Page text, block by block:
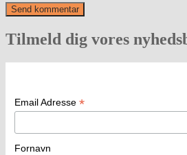
Tilmeld dig vores
Email Adresse *
Fornavn